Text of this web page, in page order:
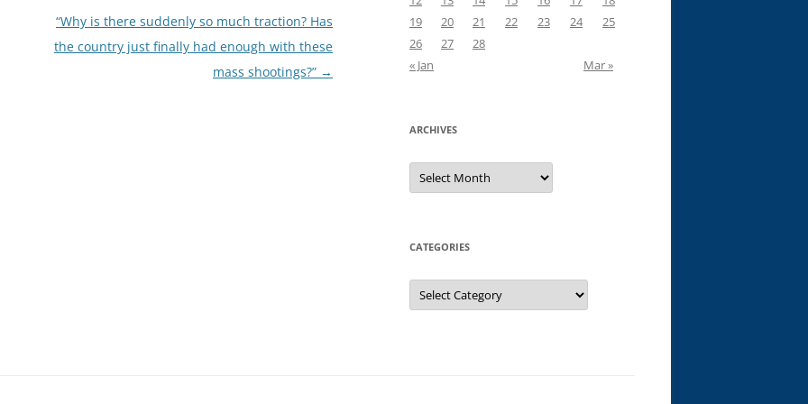
“Why is there suddenly so much traction? Has
the country just finally had enough with these
mass shootings?” →
19
20 21 22 23 24
25
26
27
28
« Jan
Mar »
ARCHIVES
Archives
CATEGORIES
Categories